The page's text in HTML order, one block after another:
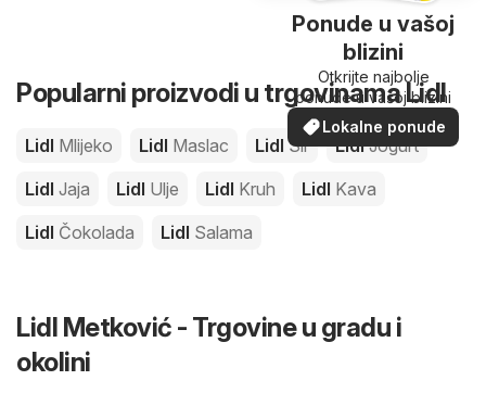
Ponude u vašoj
blizini
Otkrijte najbolje
ponude u vašoj blizini
Lokalne ponude
Popularni proizvodi u trgovinama Lidl
Lidl Mlijeko Lidl Maslac LidlSir LidlJogurt
Lidl Jaja Lidl Ulje Lidl Kruh Lidl Kava
Lidl Čokolada Lidl Salama
Lidl Metković - Trgovine u gradu i
okolini